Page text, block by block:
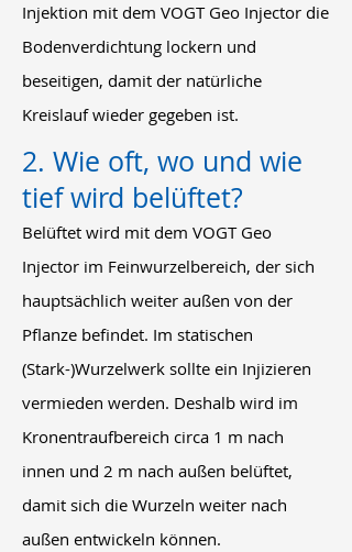
Injektion mit dem VOGT Geo Injector die
Bodenverdichtung lockern und
beseitigen, damit der natürliche
Kreislauf wieder gegeben ist.
2. Wie oft, wo und wie
tief wird belüftet?
Belüftet wird mit dem VOGT Geo
Injector im Feinwurzelbereich, der sich
hauptsächlich weiter außen von der
Pflanze befindet. Im statischen
(Stark-)Wurzelwerk sollte ein Injizieren
vermieden werden. Deshalb wird im
Kronentraufbereich circa 1 m nach
innen und 2 m nach außen belüftet,
damit sich die Wurzeln weiter nach
außen entwickeln können.